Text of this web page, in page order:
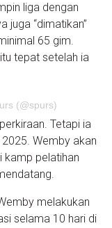
liga dengan
juga “dimatikan”
65 gim.
tepat setelah ia
(@spurs)
Tetapi ia
Wemby akan
kamp pelatihan
melakukan
selama 10 hari di